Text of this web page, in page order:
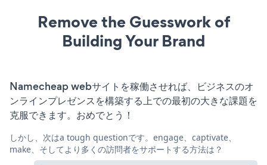
Remove the Guesswork of
Building Your Brand
Namecheap webサイトを稼働させれば、ビジネスのオ
ンラインプレゼンスを構築する上での最初の大きな課題を
克服できます。おめでとう！
しかし、次はa tough questionです。engage、captivate、
make、そしてより多くの訪問者をサポートする方法は？